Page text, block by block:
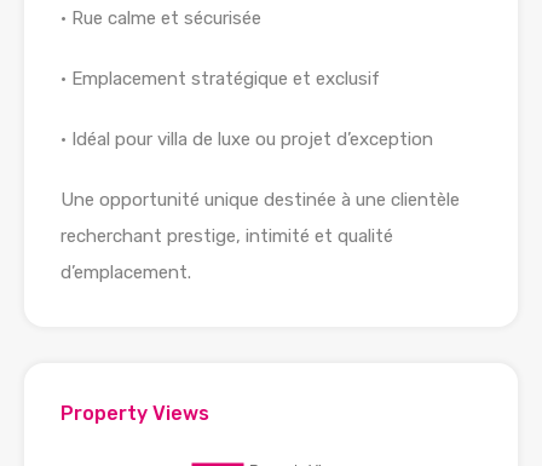
• Rue calme et sécurisée
• Emplacement stratégique et exclusif
• Idéal pour villa de luxe ou projet d’exception
Une opportunité unique destinée à une clientèle
recherchant prestige, intimité et qualité
d’emplacement.
Property Views